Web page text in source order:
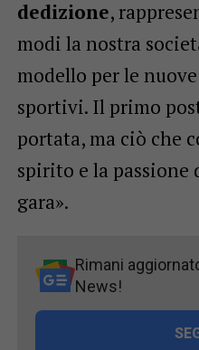
dedizione,
modi la nostra
modello per le
sportivi. Il primo
portata, ma ciò che
spirito e la
gara».
Rimani
News!